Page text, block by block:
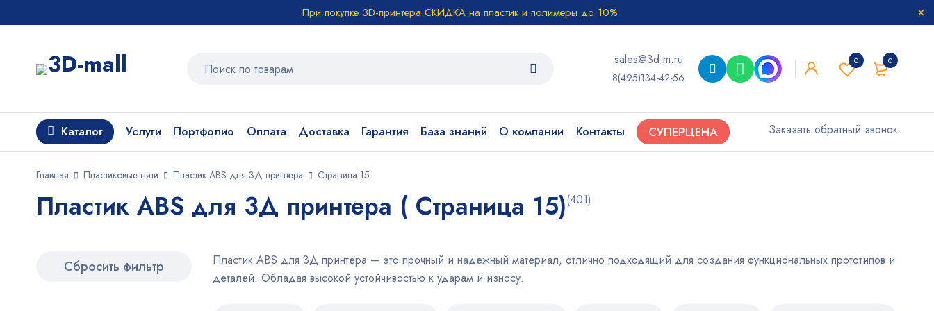
При покупке 3D-принтера СКИДКА на пластик и полимеры до 10%
0
0
sales@3d-m.ru
8(495)134-42-56
Каталог Услуги Портфолио Оплата Доставка Гарантия База знаний О компании Контакты СУПЕРЦЕНА Заказать обратный звонок
Главная Пластиковые нити Пластик ABS для 3Д принтера Страница 15
Пластик ABS для 3Д принтера ( Страница 15)(401)
Сбросить фильтр
Пластик ABS для 3Д принтера — это прочный и надежный материал, отлично подходящий для создания функциональных прототипов и
деталей. Обладая высокой устойчивостью к ударам и износу.